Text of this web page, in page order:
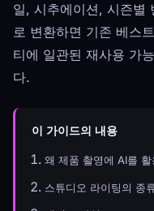
일, 시추에이션, 시즌별
로 변환하면 기존 베스
티에 일관된 재사용 가
다.
이 가이드의 내용
왜 제품 촬영에 AI를
스튜디오 라이팅의 종